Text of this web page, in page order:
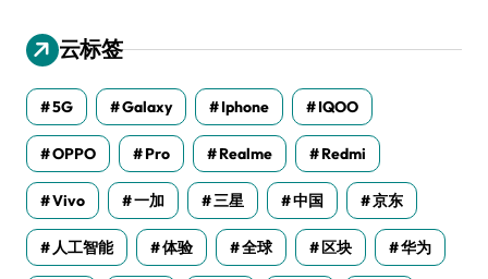
云标签
5G Galaxy Iphone IQOO
OPPO Pro Realme Redmi
Vivo 一加 三星 中国 京东
人工智能 体验 全球 区块 华为